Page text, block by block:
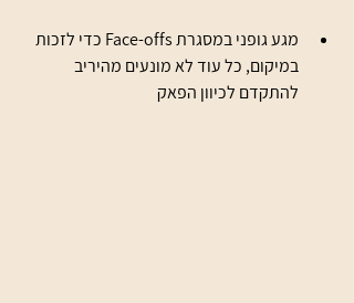
מגע גופני במסגרת Face-offs כדי לזכות
במיקום, כל עוד לא מונעים מהיריב
להתקדם לכיוון הפאק